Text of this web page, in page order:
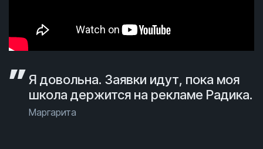
Я довольна. Заявки идут, пока моя
школа держится на рекламе Радика.
Маргарита